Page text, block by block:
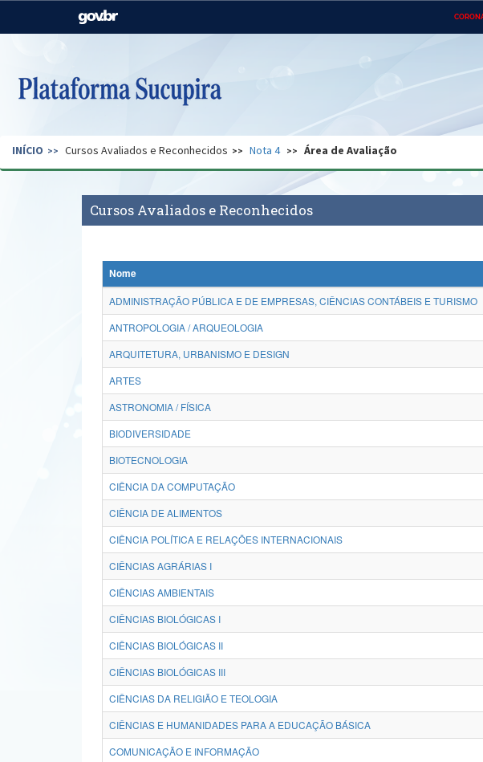
Casa Civil
Pecuária e Abastecimento
Ministério do
Regional
Secretaria de Governo Gabinete de Segurança Advocacia-Geral da
INÍCIO Cursos Avaliados e Reconhecidos Nota 4 Área de Avaliação
Cursos Avaliados e Reconhecidos
Nome
ADMINISTRAÇÃO PÚBLICA E DE EMPRESAS, CIÊNCIAS CONTÁBEIS E TURISMO
ANTROPOLOGIA / ARQUEOLOGIA
ARQUITETURA, URBANISMO E DESIGN
ARTES
ASTRONOMIA / FÍSICA
BIODIVERSIDADE
BIOTECNOLOGIA
CIÊNCIA DA COMPUTAÇÃO
CIÊNCIA DE ALIMENTOS
CIÊNCIA POLÍTICA E RELAÇÕES INTERNACIONAIS
CIÊNCIAS AGRÁRIAS I
CIÊNCIAS AMBIENTAIS
CIÊNCIAS BIOLÓGICAS I
CIÊNCIAS BIOLÓGICAS II
CIÊNCIAS BIOLÓGICAS III
CIÊNCIAS DA RELIGIÃO E TEOLOGIA
CIÊNCIAS E HUMANIDADES PARA A EDUCAÇÃO BÁSICA
COMUNICAÇÃO E INFORMAÇÃO